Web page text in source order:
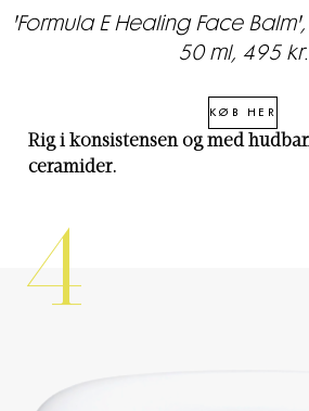
'Formula E Healing Face
50 ml, 495 kr.
KØB HER
Rig i konsistensen og med
ceramider.
4